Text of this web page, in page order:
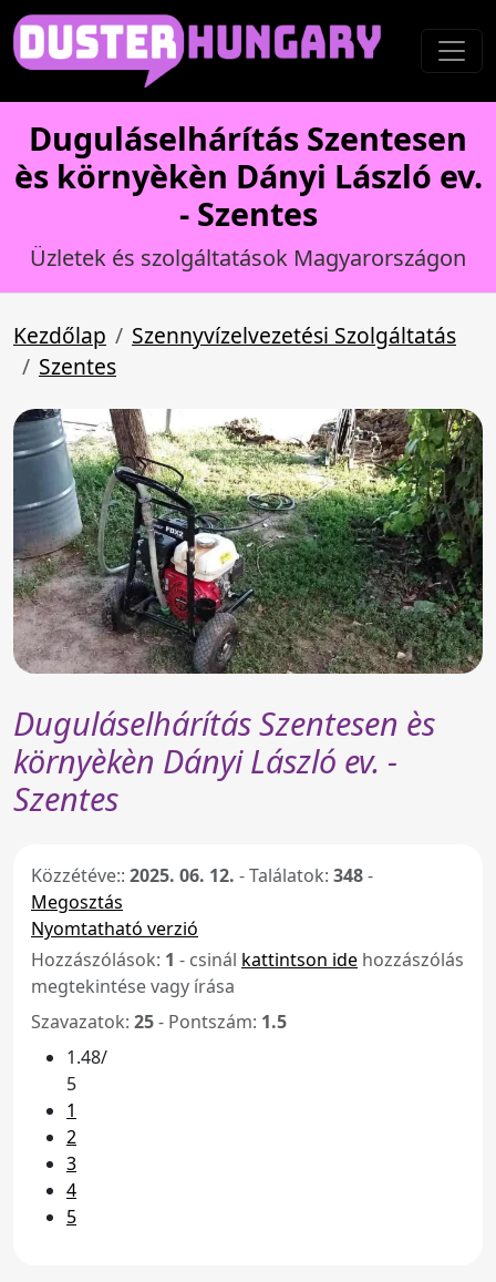
Duguláselhárítás Szentesen
ès környèkèn Dányi László ev.
- Szentes
Üzletek és szolgáltatások Magyarországon
Kezdőlap
Szennyvízelvezetési Szolgáltatás
Szentes
Duguláselhárítás Szentesen ès
környèkèn Dányi László ev. -
Szentes
Közzétéve:: 2025. 06. 12. -Találatok: 348-
Megosztás
Nyomtatható verzió
Hozzászólások: 1 - csinál kattintson ide hozzászólás
megtekintése vagy írása
Szavazatok: 25- Pontszám: 1.5
1.48/
5
1
2
3
4
5